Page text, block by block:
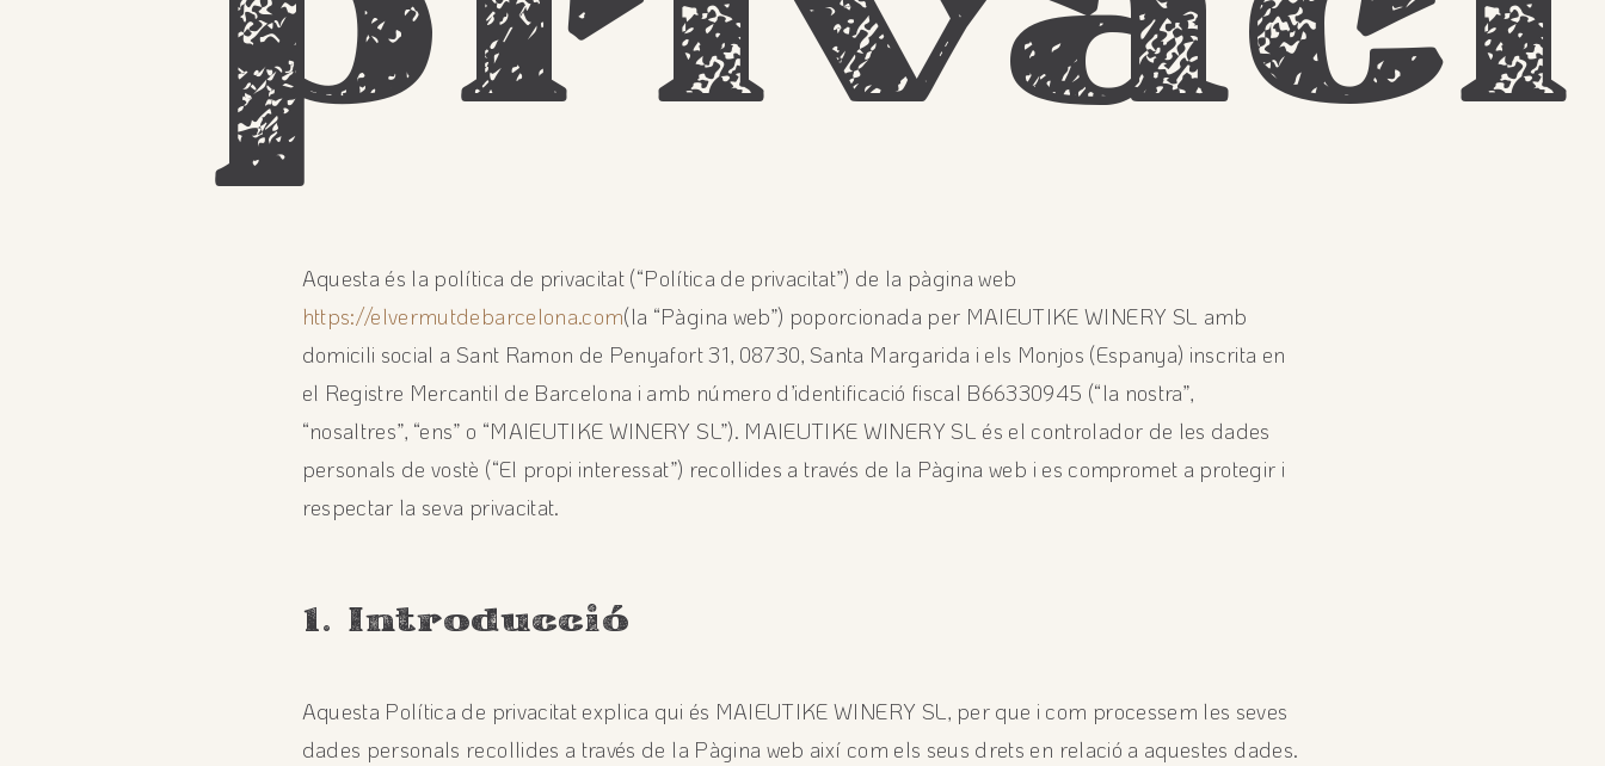
Aquesta és la política de privacitat (“Política de privacitat”) de la pàgina web
https://elvermutdebarcelona.com(la “Pàgina web”) poporcionada per MAIEUTIKE WINERY SL amb
domicili social a Sant Ramon de Penyafort 31, 08730, Santa Margarida i els Monjos (Espanya) inscrita en
el Registre Mercantil de Barcelona i amb número d’identificació fiscal B66330945 (“la nostra”,
“nosaltres”, “ens” o “MAIEUTIKE WINERY SL”). MAIEUTIKE WINERY SL és el controlador de les dades
personals de vostè (“El propi interessat”) recollides a través de la Pàgina web i es compromet a protegir i
respectar la seva privacitat.
1. Introducció
Aquesta Política de privacitat explica qui és MAIEUTIKE WINERY SL, per que i com processem les seves
dades personals recollides a través de la Pàgina web així com els seus drets en relació a aquestes dades.